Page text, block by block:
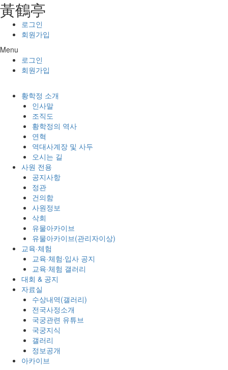
콘텐츠로
건너뛰기
⿈鶴亭
로그인
회원가입
Menu
로그인
회원가입
황학정 소개
인사말
조직도
황학정의 역사
연혁
역대사계장 및 사두
오시는 길
사원 전용
공지사항
정관
건의함
사원정보
삭회
유물아카이브
유물아카이브(관리자이상)
교육·체험
교육·체험·입사 공지
교육·체험 갤러리
대회 & 공지
자료실
수상내역(갤러리)
전국사정소개
국궁관련 유튜브
국궁지식
갤러리
정보공개
아카이브